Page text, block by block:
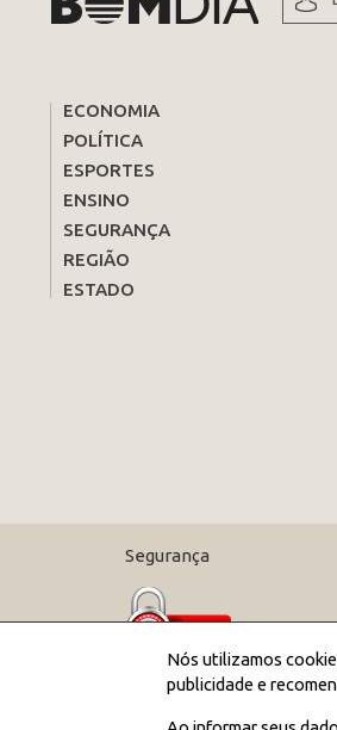
ECONOMIA
POLÍTICA
ESPORTES
ENSINO
SEGURANÇA
REGIÃO
ESTADO
Segurança
Nós utilizamos
publicidade e